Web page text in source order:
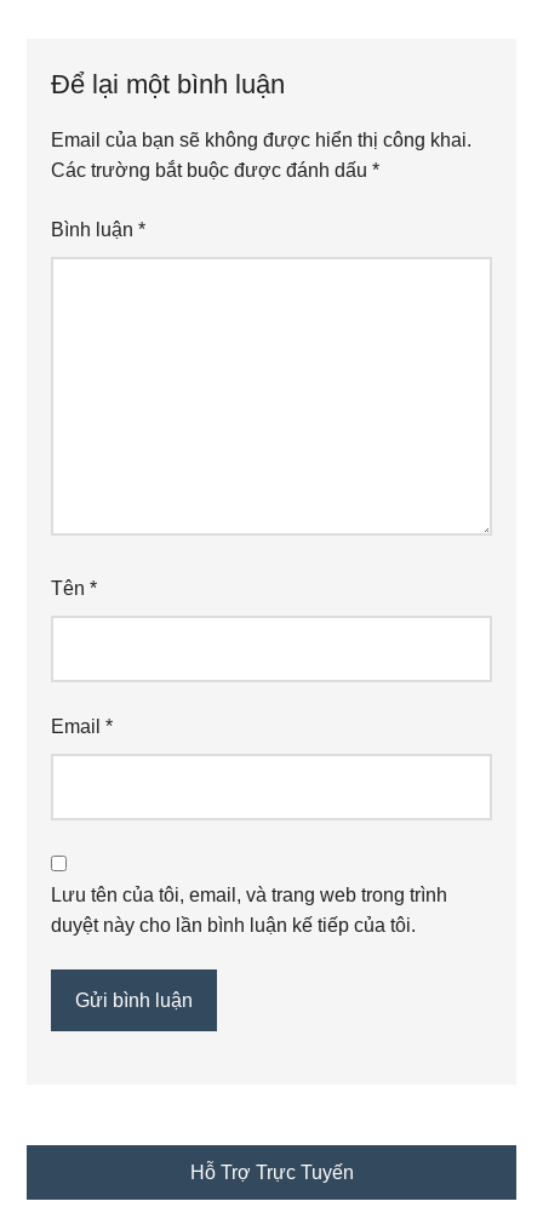
Để lại một bình luận
Email của bạn sẽ không được hiển thị công khai.
Các trường bắt buộc được đánh dấu*
Bình luận*
Tên*
Email*
Lưu tên của tôi, email, và trang web trong trình
duyệt này cho lần bình luận kế tiếp của tôi.
Hỗ Trợ Trực Tuyến